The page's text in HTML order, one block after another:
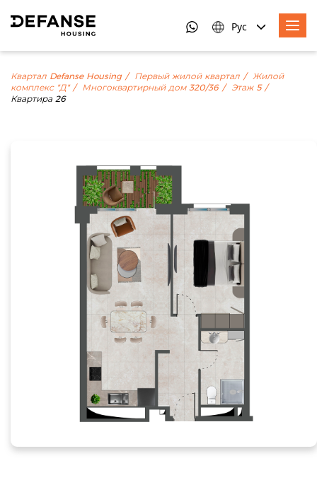
Рус
Квартал Defanse Housing Первый жилой квартал
Жилой
комплекс "Д"
Многоквартирный дом 320/36
Этаж 5
Квартира 26